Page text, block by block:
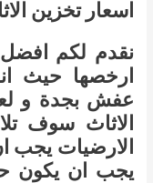
اسعار تخزين
نقدم لكم افضل
ارخصها حيث
عفش بجدة و
الاثاث سوف
الارضيات يجب
يجب ان يكون